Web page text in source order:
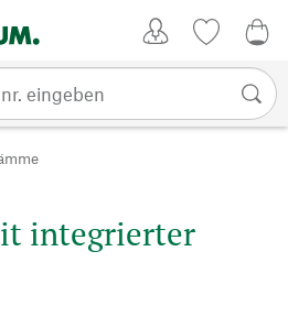
integrierter